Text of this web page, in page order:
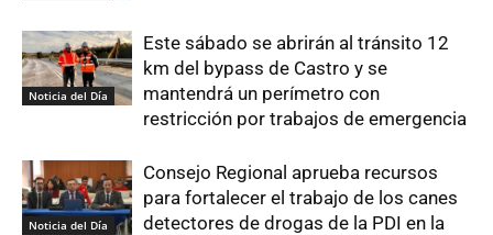
Noticia del Día
Este sábado se abrirán al tránsito 12
km del bypass de Castro y se
mantendrá un perímetro con
restricción por trabajos de emergencia
Noticia del Día
Consejo Regional aprueba recursos
para fortalecer el trabajo de los canes
detectores de drogas de la PDI en la